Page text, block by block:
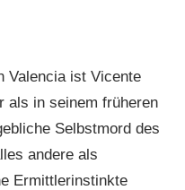
Valencia ist Vicente
als in seinem früheren
Selbstmord des
andere als
Ermittlerinstinkte